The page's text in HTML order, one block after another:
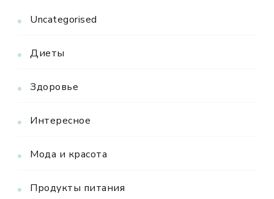
Uncategorised
Диеты
Здоровье
Интересное
Мода и красота
Продукты питания